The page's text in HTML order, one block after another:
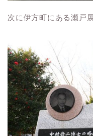
次に伊方町にある瀬戸